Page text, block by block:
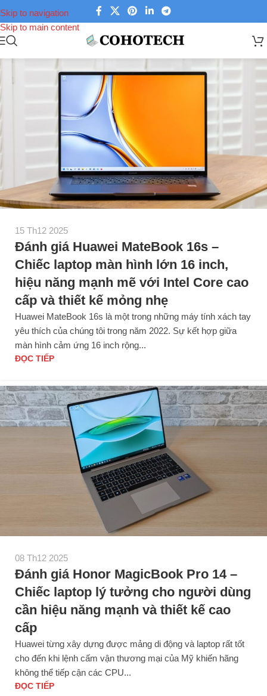
Skip to navigation
Skip to main content
15 Th12 2025
Đánh giá Huawei MateBook 16s –
Chiếc laptop màn hình lớn 16 inch,
hiệu năng mạnh mẽ với Intel Core cao
cấp và thiết kế mỏng nhẹ
Huawei MateBook 16s là một trong những máy tính xách tay
yêu thích của chúng tôi trong năm 2022. Sự kết hợp giữa
màn hình cảm ứng 16 inch rộng...
ĐỌC TIẾP
08 Th12 2025
Đánh giá Honor MagicBook Pro 14 –
Chiếc laptop lý tưởng cho người dùng
cần hiệu năng mạnh và thiết kế cao
cấp
Huawei từng xây dựng được mảng di động và laptop rất tốt
cho đến khi lệnh cấm vận thương mại của Mỹ khiến hãng
không thể tiếp cận các CPU...
ĐỌC TIẾP